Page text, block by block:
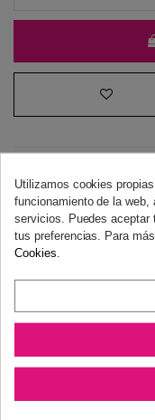
Derecho de
Dispones de 14
necesidad de
Utilizamos cookies
funcionamiento de la web,
servicios. Puedes aceptar
tus preferencias. Para
Cookies